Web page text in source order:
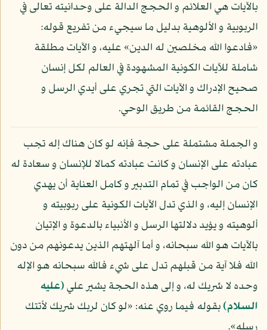
بالآيات هي العلائم و الحجج الدالة على وحدانيته تعالى في
الربوبية و الألوهية بدليل ما سيجيء من تفريع قوله:
«فادعوا الله مخلصين له الدين» عليه، و الآيات مطلقة
شاملة للآيات الكونية المشهودة في العالم لكل إنسان
صحيح الإدراك و الآيات التي تجري على أيدي الرسل و
الحجج القائمة من طريق الوحي.
و الجملة مشتملة على حجة فإنه لو كان هناك إله تجب
عبادته على الإنسان و كانت عبادته كمالا للإنسان و سعادة له
كان من الواجب في تمام التدبير و كامل العناية أن يهدي
الإنسان إليه، و الذي تدل الآيات الكونية على ربوبيته و
ألوهيته و يؤيد دلالتها الرسل و الأنبياء بالدعوة و الإتيان
بالآيات هو الله سبحانه، و أما آلهتهم الذين يدعونهم من دون
الله فلا آية من قبلهم تدل على شيء فالله سبحانه هو الإله
وحده لا شريك له، و إلى هذه الحجة يشير علي(عليه
السلام)بقوله فيما روي عنه: «لو كان لربك شريك لأتتك